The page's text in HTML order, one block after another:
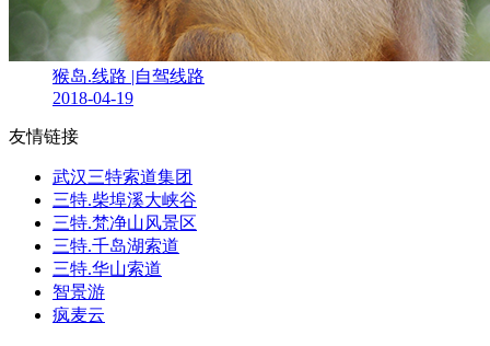
猴岛.线路 |自驾线路
2018-04-19
友情链接
武汉三特索道集团
三特.柴埠溪大峡谷
三特.梵净山风景区
三特.千岛湖索道
三特.华山索道
智景游
疯麦云